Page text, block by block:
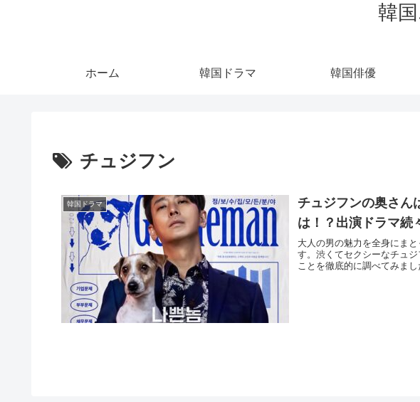
韓
ホーム 韓国ドラマ 韓国俳優
チュジフン
韓国ドラマ
チュジフンの奥さん
は！？出演ドラマ続
大人の男の魅力を全身にま
す。渋くてセクシーなチュ
ことを徹底的に調べてみまし